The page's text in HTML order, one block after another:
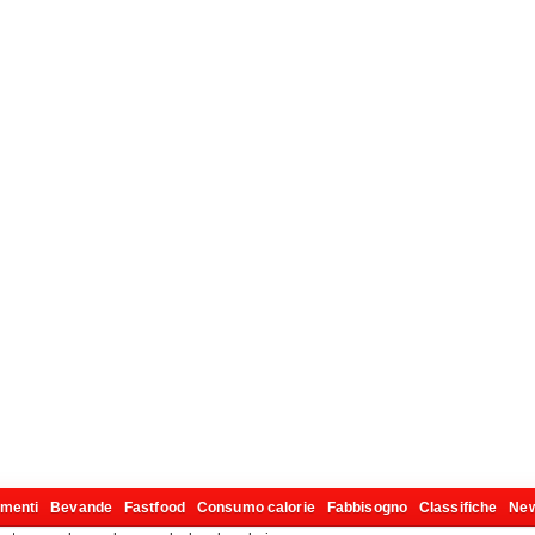
Bevande Fastfood Consumo calorie Fabbisogno Classifiche